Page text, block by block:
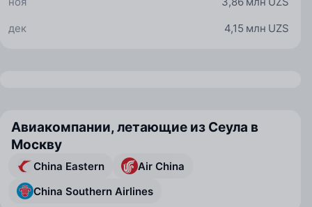
4,15 млн UZS
дек
Авиакомпании, летающие из Сеула в
Москву
China Eastern
Air China
China Southern Airlines